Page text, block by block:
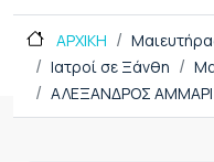
ΑΡΧΙΚΗ
Ιατροί σε Ξάνθη
ΑΛΕΞΑΝΔΡΟΣ ΑΜΜΑΡΙ